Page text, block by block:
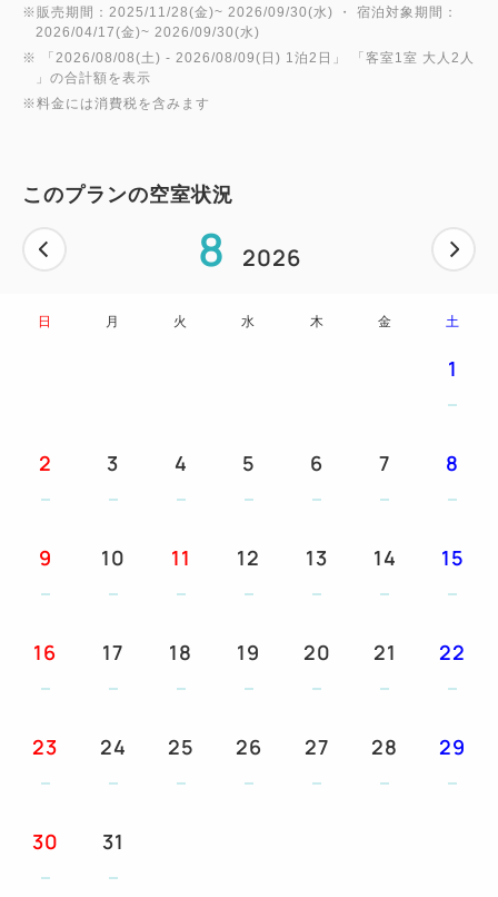
具材をお好きなだけ盛付けして頂けます。
リザンの朝食革命を是非お楽しみください！
－－－－－－－－－－－－－－－－－－
朝食と夕食付プランです。
★ご予約はインターネット限定で、ご宿泊日の100日
前まで可能です。
しい場合は、当プランで1泊、あとは朝食付プランで
★部屋タイプによりダブルベッドのお部屋もあります
お食事
いただけます。
★ご朝食は、和洋食バイキングをお楽しみください。
※販売期間：2025/11/28(金)~ 2026/09/30(水) ・ 宿泊対象期間：
2026/04/17(金)~ 2026/09/30(水)
※ 「 2026/08/08(土) - 2026/08/09(日) 1泊2日 」 「 客室1室 大人2人
」の合計額を表示
※料金には消費税を含みます
このプランの空室状況
8 2026
日 月 火 水 木 金 土
1
2 3 4 5 6 7 8
9 10 11 12 13 14 15
16 17 18 19 20 21 22
23 24 25 26 27 28 29
30 31